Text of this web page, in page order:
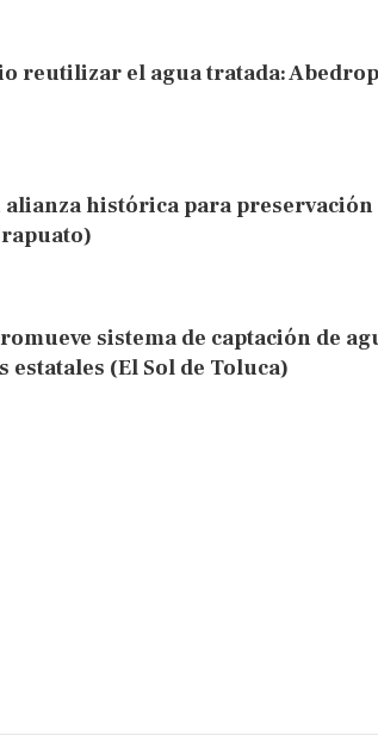
reutilizar el agua tratada:
alianza histórica para preservación
sistema de captación de
estatales (El Sol de Toluca)